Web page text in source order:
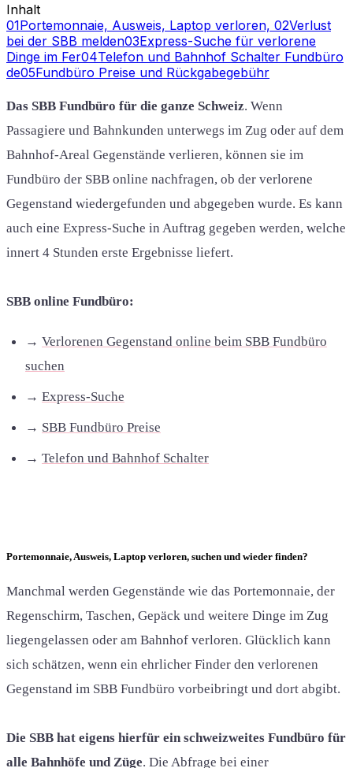
Inhalt
01Portemonnaie, Ausweis, Laptop verloren, 02Verlust
bei der SBB melden03Express-Suche für verlorene
Dinge im Fer04Telefon und Bahnhof Schalter Fundbüro
de05Fundbüro Preise und Rückgabegebühr
Das SBB Fundbüro für die ganze Schweiz. Wenn
Passagiere und Bahnkunden unterwegs im Zug oder auf dem
Bahnhof-Areal Gegenstände verlieren, können sie im
Fundbüro der SBB online nachfragen, ob der verlorene
Gegenstand wiedergefunden und abgegeben wurde. Es kann
auch eine Express-Suche in Auftrag gegeben werden, welche
innert 4 Stunden erste Ergebnisse liefert.
SBB online Fundbüro:
→ Verlorenen Gegenstand online beim SBB Fundbüro
suchen
→ Express-Suche
→ SBB Fundbüro Preise
→ Telefon und Bahnhof Schalter
Portemonnaie, Ausweis, Laptop verloren, suchen und wieder finden?
Manchmal werden Gegenstände wie das Portemonnaie, der
Regenschirm, Taschen, Gepäck und weitere Dinge im Zug
liegengelassen oder am Bahnhof verloren. Glücklich kann
sich schätzen, wenn ein ehrlicher Finder den verlorenen
Gegenstand im SBB Fundbüro vorbeibringt und dort abgibt.
Die SBB hat eigens hierfür ein schweizweites Fundbüro für
alle Bahnhöfe und Züge. Die Abfrage bei einer